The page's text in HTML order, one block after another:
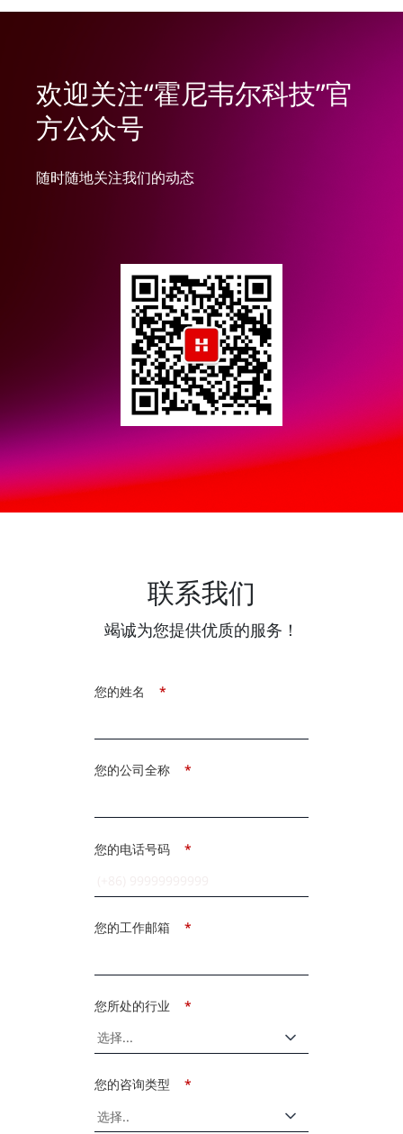
欢迎关注“霍尼韦尔科技”官
方公众号
随时随地关注我们的动态
联系我们
竭诚为您提供优质的服务！
*
您的姓名
*
您的公司全称
*
您的电话号码
*
您的工作邮箱
*
您所处的行业
*
您的咨询类型